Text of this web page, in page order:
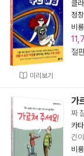
미리보기
클
정창
비
절
가
짜
카
긴이
비